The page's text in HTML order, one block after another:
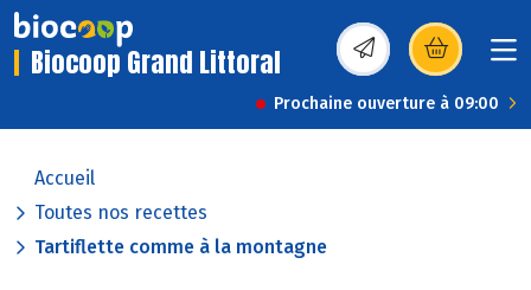
Biocoop Grand Littoral (s’ouvre dans une
Prochaine ouverture à 09:00
Accueil
Toutes nos recettes
Tartiflette comme à la montagne